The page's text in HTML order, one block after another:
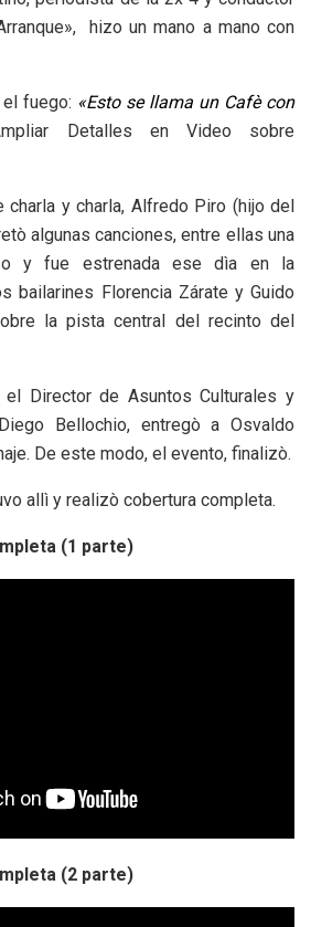
hizo un mano a mano con
fuego: «Esto se llama un Cafè con
Detalles en Video sobre
charla y charla, Alfredo Piro (hijo del
algunas canciones, entre ellas una
y fue estrenada ese dìa en la
bailarines Florencia Zárate y Guido
la pista central del recinto del
Director de Asuntos Culturales y
Bellochio, entregò a Osvaldo
De este modo, el evento, finalizò.
allì y realizò cobertura completa.
(1 parte)
(2 parte)